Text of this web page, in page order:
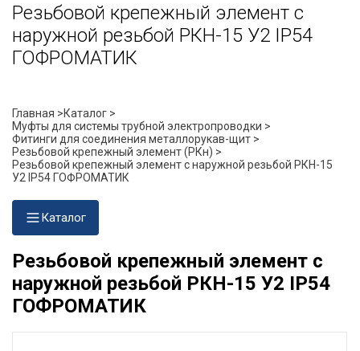
Резьбовой крепежный элемент с
наружной резьбой РКН-15 У2 IP54
ГОФРОМАТИК
Главная >Каталог >
Муфты для системы трубной электропроводки >
Фитинги для соединения металлорукав-щит >
Резьбовой крепежный элемент (РКн) >
Резьбовой крепежный элемент с наружной резьбой РКН-15
У2 IP54 ГОФРОМАТИК
Каталог
Резьбовой крепежный элемент с
наружной резьбой РКН-15 У2 IP54
ГОФРОМАТИК